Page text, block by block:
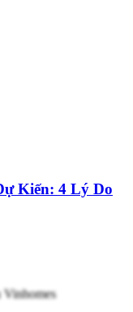
Kiến: 4 Lý Do